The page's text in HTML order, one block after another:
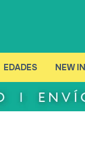
EDADES NEW IN